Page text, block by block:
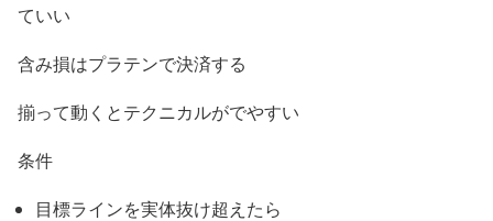
ていい
含み損はプラテンで決済する
揃って動くとテクニカルがでやすい
条件
目標ラインを実体抜け超えたら